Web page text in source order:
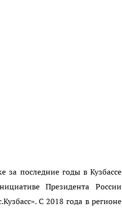
за последние годы в Кузбассе
Президента России
С 2018 года в регионе